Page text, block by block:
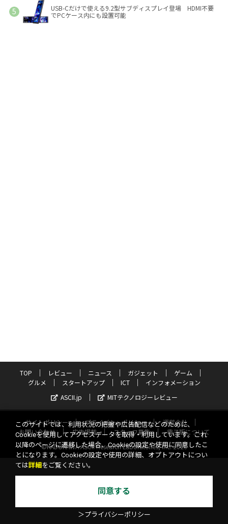
USB-Cだけで使える9.2型サブディスプレイ登場 HDMI不要
でPCケース内にも設置可能
TOP レビュー ニュース ガジェット
ゲーム
グルメ
スタートアップ ICT
インフォメーション
ASCII.jp
MITテクノロジーレビュー
サイトポリシー プライバシーポリシー
運営会社
お問い合わせ
広告掲載 スタッフ募集
電子版について
©KADOKAWA ASCII Research Laboratories, Inc. 2026
このサイトでは、利用状況の把握や広告配信などのために、
Cookieを使用してアクセスデータを取得・利用しています。これ
以降のページに遷移した場合、Cookieの設定や使用に同意したこ
とになります。Cookieの設定や使用の詳細、オプトアウトについ
ては詳細 をご覧ください。
同意する
＞プライバシーポリシー